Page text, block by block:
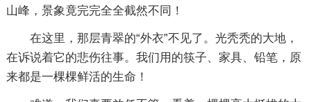
山峰，景象竟完完全全截然不同！
在这里，那层青翠的“外衣”不见了。光秃秃的大地，
在诉说着它的悲伤往事。我们用的筷子、家具、铅笔，原
来都是一棵棵鲜活的生命！